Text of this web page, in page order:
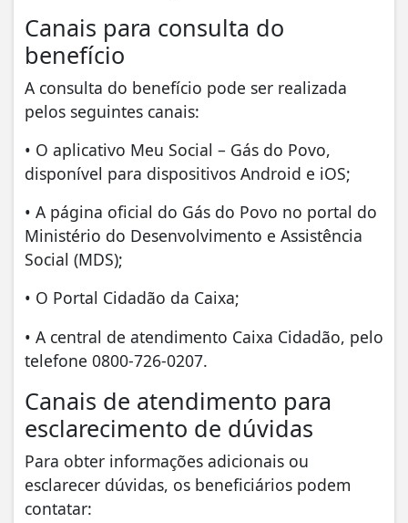
Canais para consulta do
benefício
A consulta do benefício pode ser realizada
pelos seguintes canais:
• O aplicativo Meu Social – Gás do Povo,
disponível para dispositivos Android e iOS;
• A página oficial do Gás do Povo no portal do
Ministério do Desenvolvimento e Assistência
Social (MDS);
• O Portal Cidadão da Caixa;
• A central de atendimento Caixa Cidadão, pelo
telefone 0800-726-0207.
Canais de atendimento para
esclarecimento de dúvidas
Para obter informações adicionais ou
esclarecer dúvidas, os beneficiários podem
contatar: